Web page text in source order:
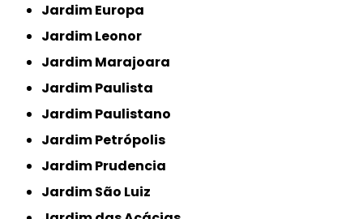
Jardim Europa
Jardim Leonor
Jardim Marajoara
Jardim Paulista
Jardim Paulistano
Jardim Petrópolis
Jardim Prudencia
Jardim São Luiz